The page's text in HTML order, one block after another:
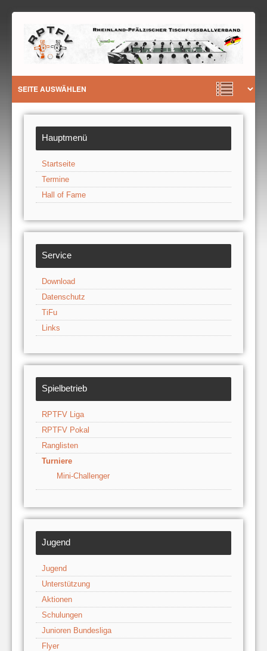
Hauptmenü
Startseite
Termine
Hall of Fame
Service
Download
Datenschutz
TiFu
Links
Spielbetrieb
RPTFV Liga
RPTFV Pokal
Ranglisten
Turniere
Mini-Challenger
Jugend
Jugend
Unterstützung
Aktionen
Schulungen
Junioren Bundesliga
Flyer